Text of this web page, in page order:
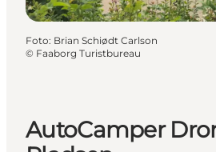
Foto: Brian Schiødt Carlson
© Faaborg Turistbureau
AutoCamper